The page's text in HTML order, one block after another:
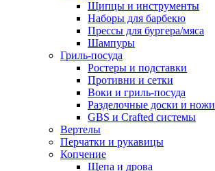
Щипцы и инструменты
Наборы для барбекю
Прессы для бургера/мяса
Шампуры
Гриль-посуда
Ростеры и подставки
Противни и сетки
Воки и гриль-посуда
Разделочные доски и ножи
GBS и Crafted системы
Вертелы
Перчатки и рукавицы
Копчение
Щепа и дрова